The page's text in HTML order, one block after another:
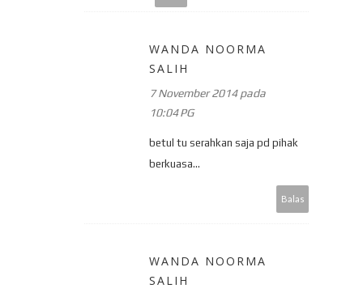
WANDA NOORMA
SALIH
7 November 2014 pada
10:04 PG
betul tu serahkan saja pd pihak
berkuasa...
Balas
WANDA NOORMA
SALIH